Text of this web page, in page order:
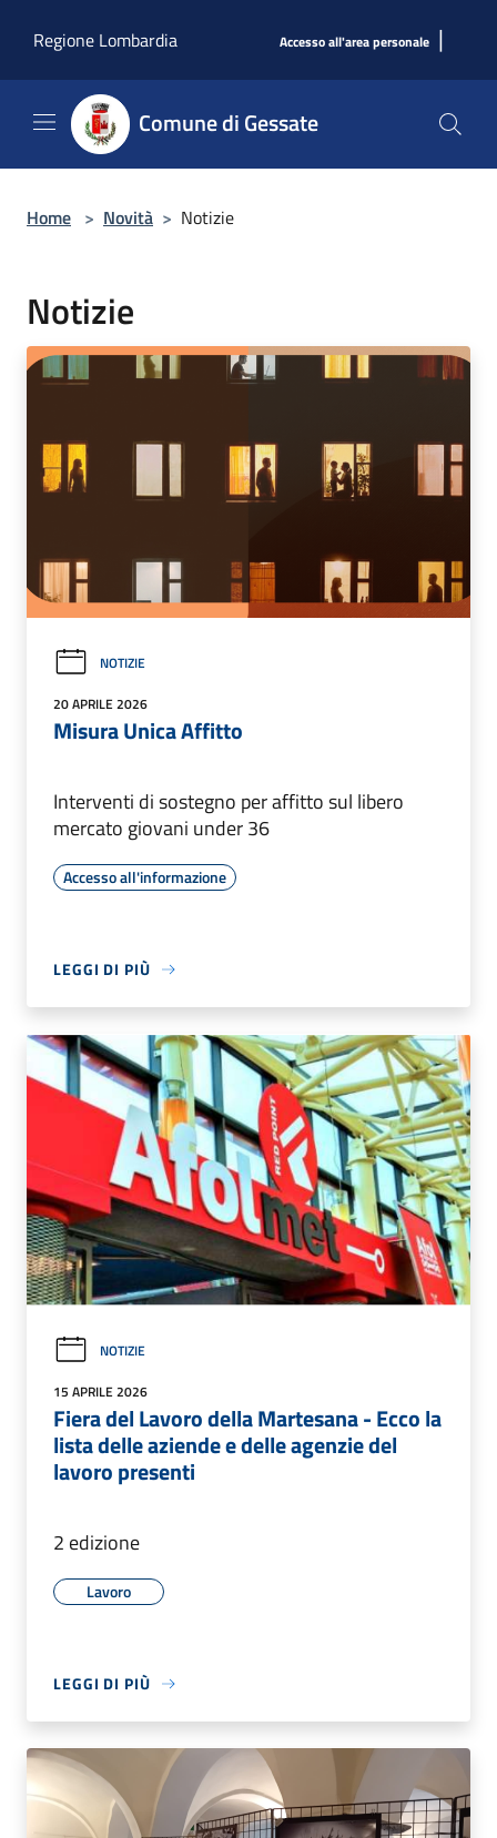
Regione Lombardia
Accesso all'area personale |
Comune di Gessate
Home > Novità > Notizie
Notizie
NOTIZIE
20 APRILE 2026
Misura Unica Affitto
Interventi di sostegno per affitto sul libero
mercato giovani under 36
Accesso all'informazione
LEGGI DI PIÙ
NOTIZIE
15 APRILE 2026
Fiera del Lavoro della Martesana - Ecco la
lista delle aziende e delle agenzie del
lavoro presenti
2 edizione
Lavoro
LEGGI DI PIÙ